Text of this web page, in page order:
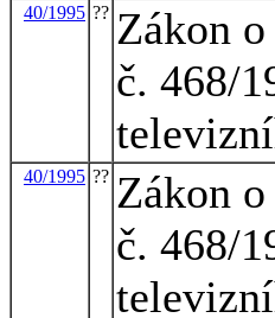
40/1995 ?? Zákon
č. 468/
40/1995 ?? Zákon
č. 468/